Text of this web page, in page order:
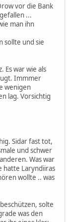
vor die Bank
...
man ihn
sollte und sie
Es war wie als
Immmer
wenigen
lag. Vorsichtig
Sidar fast tot,
und schwer
Was war
hatte Laryndiiras
wollte .. was
solte
was den